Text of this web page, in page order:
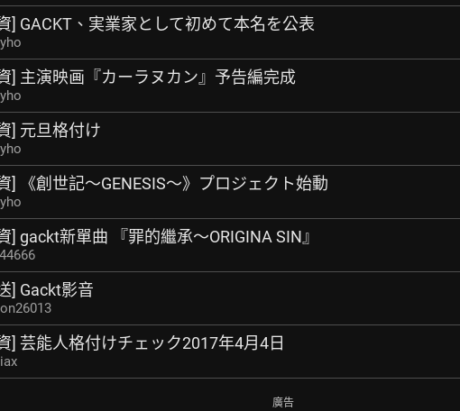
] GACKT、実業家として初めて本名を公表
] 主演映画『カーラヌカン』予告編完成
] 元旦格付け
] 《創世記～GENESIS～》プロジェクト始動
] gackt新單曲 『罪的繼承～ORIGINA SIN』
] Gackt影音
] 芸能人格付けチェック2017年4月4日
廣告